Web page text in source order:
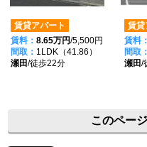
賃貸アパート
賃料： 8.65万円/5,500円
間取： 1LDK（41.86）
瀬田/徒歩22分
賃貸
賃料：
間取：
瀬田/
このペー